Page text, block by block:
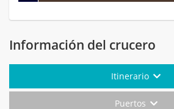
Información del crucero
Itinerario
Puertos